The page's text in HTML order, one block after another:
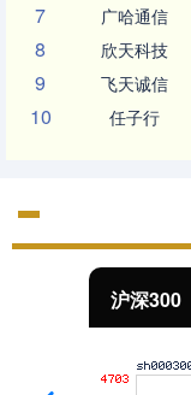
7 广哈通信
8 欣天科技
9 飞天诚信
10 任子行
沪深300